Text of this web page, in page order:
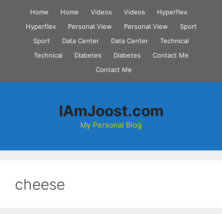
content
Home Home Videos Videos
Hyperflex
Hyperflex
Personal View Personal View
Sport
Sport
Data Center Data Center
Technical
Technical
Diabetes Diabetes
Contact Me
Contact Me
IAmJoost.com
My Personal Blog
cheese